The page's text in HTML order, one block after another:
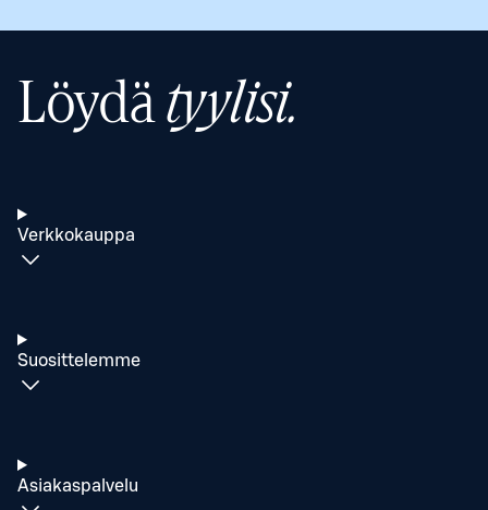
Löydätyylisi.
Verkkokauppa
Suosittelemme
Asiakaspalvelu